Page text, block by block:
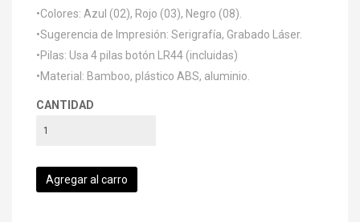
•Colores: Azul (02), Rojo (03), Negro (08).
•Sugerencia de Impresión: Serigrafía, Grabado Láser.
•Pilas: Usa 4 pilas botón LR44 (incluidas)
•Material: Bamboo, plástico ABS, aluminio.
CANTIDAD